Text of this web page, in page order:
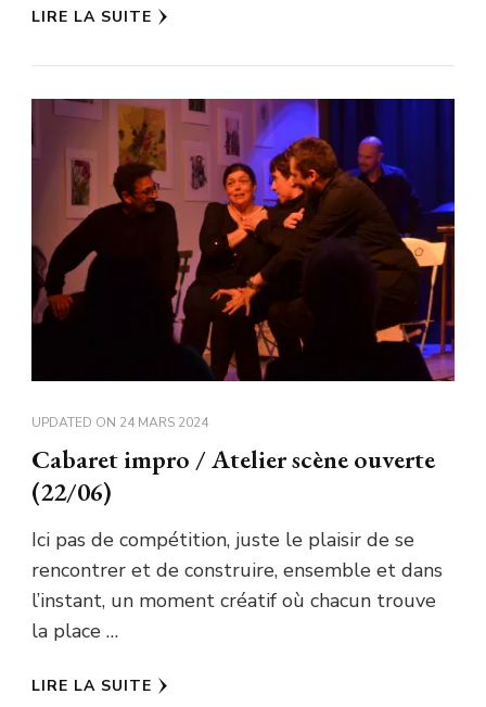
LIRE LA SUITE
UPDATED ON 24 MARS 2024
Cabaret impro / Atelier scène ouverte
(22/06)
Ici pas de compétition, juste le plaisir de se
rencontrer et de construire, ensemble et dans
l’instant, un moment créatif où chacun trouve
la place …
LIRE LA SUITE